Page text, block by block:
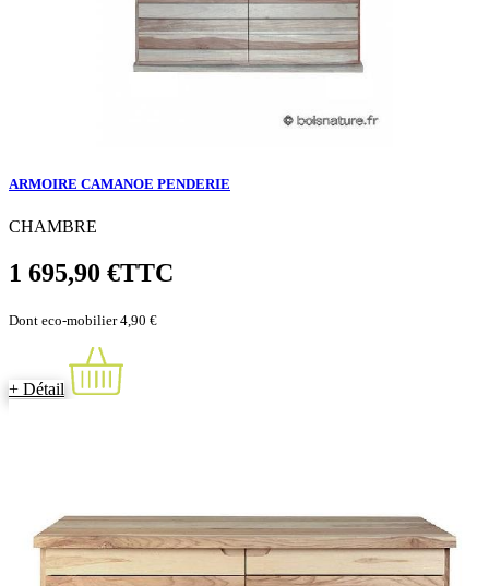
ARMOIRE CAMANOE PENDERIE
CHAMBRE
1 695,90 €TTC
Dont eco-mobilier 4,90 €
+ Détail